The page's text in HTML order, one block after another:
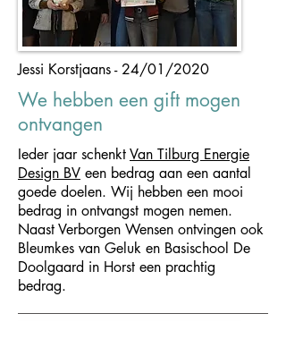
Jessi Korstjaans - 24/01/2020
We hebben een gift mogen
ontvangen
Ieder jaar schenktVan Tilburg Energie
Design BV een bedrag aan een aantal
goede doelen. Wij hebben een mooi
bedrag in ontvangst mogen nemen.
Naast Verborgen Wensen ontvingen ook
Bleumkes van Geluk en Basischool De
Doolgaard in Horst een prachtig
bedrag.